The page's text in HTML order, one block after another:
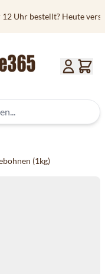
versendet
(1kg)